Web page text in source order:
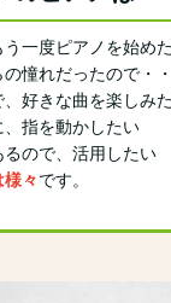
う一度ピアノを始め
の憧れだったので・・
、好きな曲を楽しみ
、指を動かしたい
るので、活用したい
様々です。